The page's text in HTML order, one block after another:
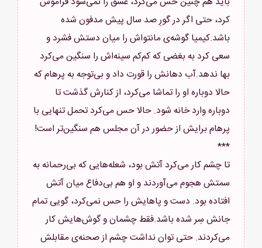
کرد، حتی اگر در گورِ صد سال پیش مدفون شده
باشد.کیمیا گوشه‌ی مانتواش را میان دستش فشرد و
سعی کرد به بغضی که کم‌کم سینه‌اش را سنگین می‌کرد
بها ندهد.آب دهانش را قورت داد و بی‌توجه به پرهام که
حالا دوباره او را تماشا می‌کرد، از کنارش گذشت تا
دوباره وارد خانه شود. حالا حس می‌کرد تحمل تنهایی با
تا چشم کار می‌کرد آتش بود، شعله‌هایی که بی‌رحمانه به
سمتش هجوم می‌آوردند و او هم بی‌دفاع میان آتش
افتاده بود. دست و پاهایش را حس نمی‌کرد، گویی تمام
جانش سِر شده باشد.فقط چشمان و گوش‌هایش کار
می‌کردند. حتی توان نداشت چشم از صحنه‌ی مقابلش